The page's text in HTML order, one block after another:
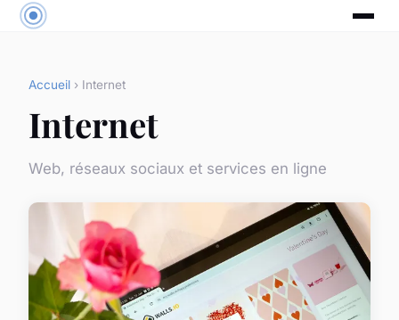
Accueil › Internet
Internet
Web, réseaux sociaux et services en ligne